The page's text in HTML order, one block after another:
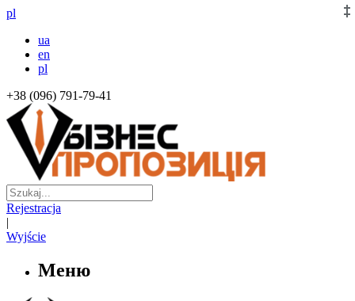
pl
ua
en
pl
+38 (096) 791-79-41
Rejestracja
|
Wyjście
Меню